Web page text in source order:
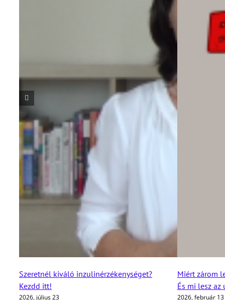
Szeretnél kiváló inzulinérzékenységet?
Kezdd itt!
2026, július 23
Miért zárom
És mi lesz az
2026, február 13